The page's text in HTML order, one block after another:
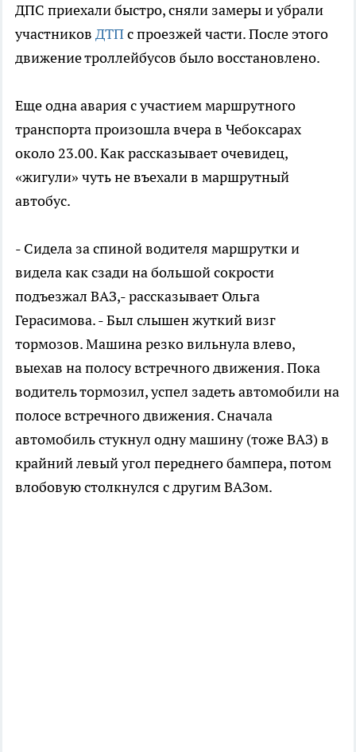
ДПС приехали быстро, сняли замеры и убрали
участников ДТПс проезжей части. После этого
движение троллейбусов было восстановлено.
Еще одна авария с участием маршрутного
транспорта произошла вчера в Чебоксарах
около 23.00. Как рассказывает очевидец,
«жигули» чуть не въехали в маршрутный
автобус.
- Сидела за спиной водителя маршрутки и
видела как сзади на большой сокрости
подъезжал ВАЗ,- рассказывает Ольга
Герасимова. - Был слышен жуткий визг
тормозов. Машина резко вильнула влево,
выехав на полосу встречного движения. Пока
водитель тормозил, успел задеть автомобили на
полосе встречного движения. Сначала
автомобиль стукнул одну машину (тоже ВАЗ) в
крайний левый угол переднего бампера, потом
влобовую столкнулся с другим ВАЗом.